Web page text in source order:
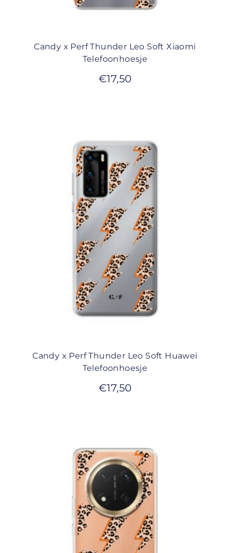
Candy x Perf Thunder Leo Soft Xiaomi
Telefoonhoesje
€17,50
Candy x Perf Thunder Leo Soft Huawei
Telefoonhoesje
€17,50